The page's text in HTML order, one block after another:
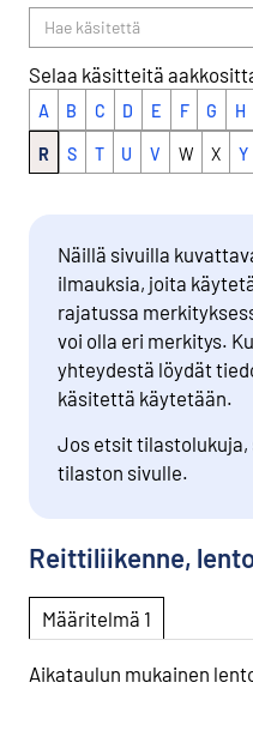
Selaa käsitteitä
A B C D E F G H
R S T U V W X Y
Näillä sivuilla
ilmauksia, joita
rajatussa
voi olla eri merkitys.
yhteydestä löydät
käsitettä käytetään.
Jos etsit
tilaston sivulle.
Reittiliikenne,
Määritelmä 1
Aikataulun mukainen